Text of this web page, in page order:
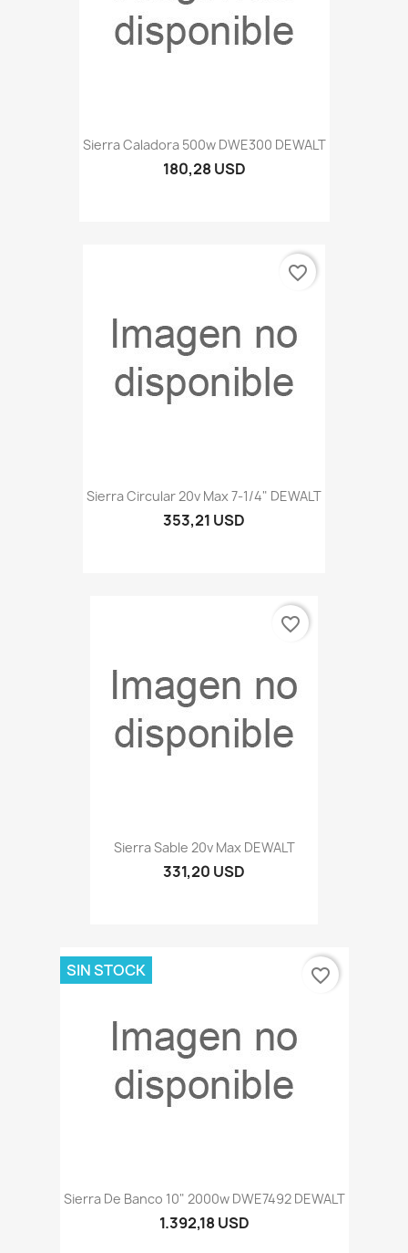
Sierra Caladora 500w DWE300 DEWALT
180,28 USD
Sierra Circular 20v Max 7-1/4" DEWALT
353,21 USD
favorite_border
Sierra Sable 20v Max DEWALT
331,20 USD
favorite_border
Sierra De Banco 10" 2000w DWE7492 DEWALT
1.392,18 USD
SIN STOCK favorite_border